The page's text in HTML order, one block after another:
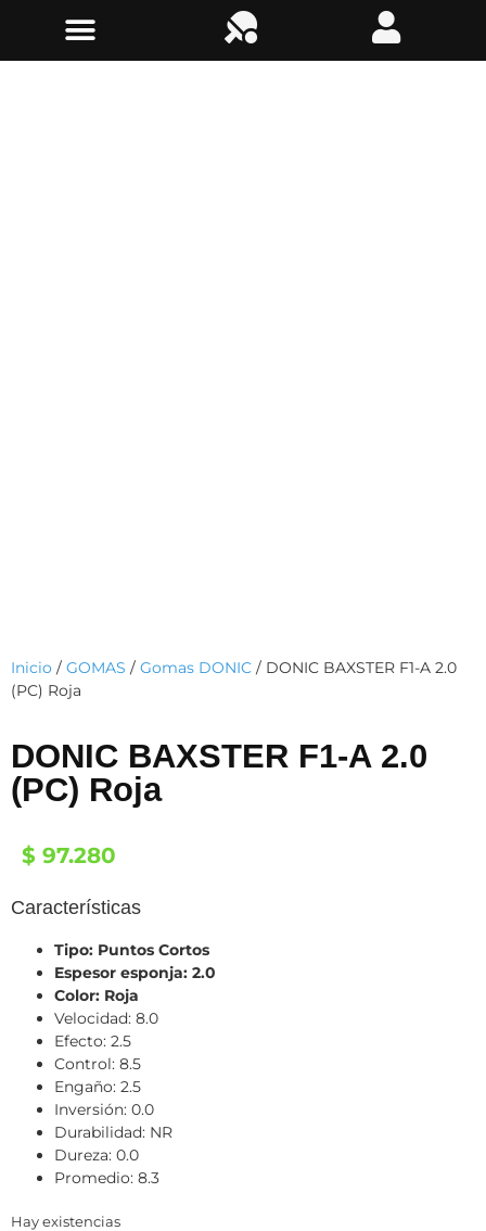
Inicio / GOMAS / Gomas DONIC / DONIC BAXSTER F1-A 2.0
(PC) Roja
DONIC BAXSTER F1-A 2.0
(PC) Roja
$ 97.280
Características
Tipo: Puntos Cortos
Espesor esponja: 2.0
Color: Roja
Velocidad: 8.0
Efecto: 2.5
Control: 8.5
Engaño: 2.5
Inversión: 0.0
Durabilidad: NR
Dureza: 0.0
Promedio: 8.3
Hay existencias